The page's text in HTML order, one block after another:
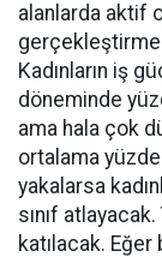
alanlarda aktif
Kadınların iş
döneminde
ama hala çok
ortalama yüzde
yakalarsa
sınıf
katılacak.